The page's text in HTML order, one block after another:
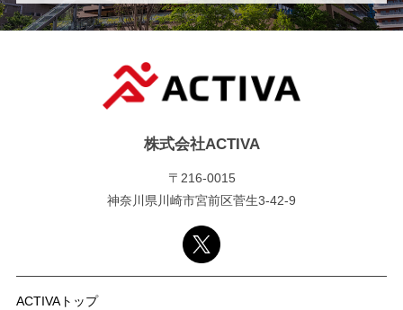
株式会社ACTIVA
〒216-0015
神奈川県川崎市宮前区菅生3-42-9
ACTIVAトップ